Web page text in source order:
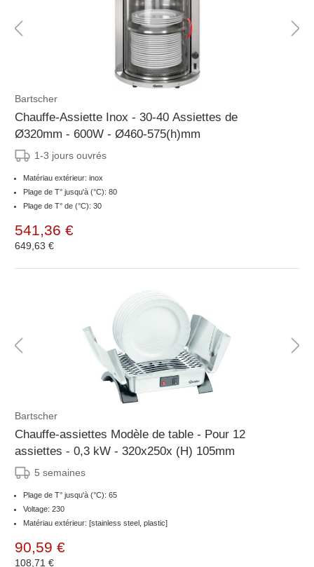
Bartscher
Chauffe-Assiette Inox - 30-40 Assiettes de
Ø320mm - 600W - Ø460-575(h)mm
1-3 jours ouvrés
Matériau extérieur: inox
Plage de T° jusqu'à (°C): 80
Plage de T° de (°C): 30
541,36 €
649,63 €
Bartscher
Chauffe-assiettes Modèle de table - Pour 12
assiettes - 0,3 kW - 320x250x (H) 105mm
5 semaines
Plage de T° jusqu'à (°C): 65
Voltage: 230
Matériau extérieur: [stainless steel, plastic]
90,59 €
108,71 €